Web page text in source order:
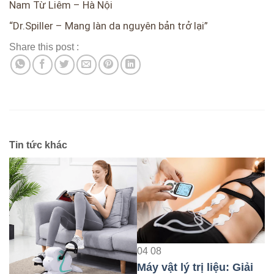
Nam Từ Liêm – Hà Nội
“Dr.Spiller – Mang làn da nguyên bản trở lại”
Share this post :
Tin tức khác
04 08
Máy vật lý trị liệu: Giải